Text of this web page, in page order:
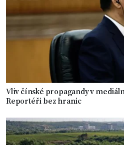
Vliv čínské propagandy v
Reportéři bez hranic